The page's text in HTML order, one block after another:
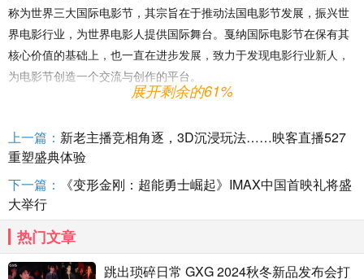
称为世界三大国际电影节，其宗旨在于推动法国电影节发展，振兴世
界电影行业，为世界电影人提供国际舞台。戛纳国际电影节在保有其
核心价值的基础上，也一直在进步发展，致力于发现电影行业新人，
为电影节创造一个交流与创作的平台。
展开剩余的61%
上一篇： 新老主播竞相角逐，3D沉浸玩法……映客直播527
重塑盛典体验
下一篇：
《变形金刚：超能勇士崛起》IMAX中国首映礼将盛
大举行
热门文章
跳出琐碎日常 GXG 2024秋冬新品发布会打